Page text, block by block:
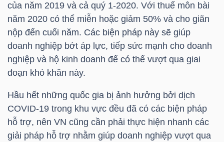
của năm 2019 và cả quý 1-2020. Với thuế môn bài
năm 2020 có thể miễn hoặc giảm 50% và cho giãn
nộp đến cuối năm. Các biện pháp này sẽ giúp
doanh nghiệp bớt áp lực, tiếp sức mạnh cho doanh
nghiệp và hộ kinh doanh để có thể vượt qua giai
đoạn khó khăn này.
Hầu hết những quốc gia bị ảnh hưởng bởi dịch
COVID-19 trong khu vực đều đã có các biện pháp
hỗ trợ, nên VN cũng cần phải thực hiện nhanh các
giải pháp hỗ trợ nhằm giúp doanh nghiệp vượt qua
Báo
cáo
phân
tích
Thuật
ngữ